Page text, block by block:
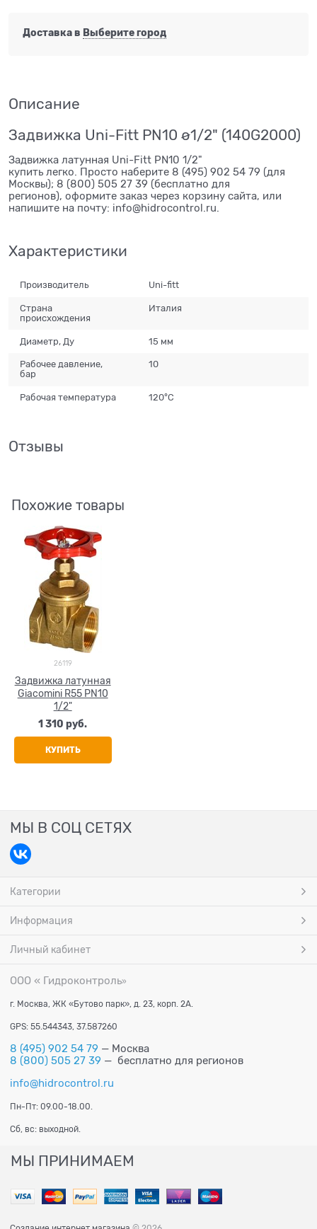
Доставка в Выберите город
Описание
Задвижка Uni-Fitt PN10 ø1/2" (140G2000)
Задвижка латунная Uni-Fitt PN10 1/2"
купить легко. Просто наберите 8 (495) 902 54 79 (для
Москвы); 8 (800) 505 27 39 (бесплатно для
регионов), оформите заказ через корзину сайта, или
напишите на почту: info@hidrocontrol.ru.
Характеристики
Производитель Uni-fitt
Страна
происхождения
Италия
Диаметр, Ду 15 мм
Рабочее давление,
бар
10
Рабочая температура 120°С
Отзывы
Похожие товары
26119
Задвижка латунная
Giacomini R55 PN10
1/2"
1 310 руб.
КУПИТЬ
МЫ В СОЦ СЕТЯХ
Категории
Информация
Личный кабинет
ООО « Гидроконтроль»
г. Москва, ЖК «Бутово парк», д. 23, корп. 2А.
GPS: 55.544343, 37.587260
8 (495) 902 54 79 — Москва
8 (800) 505 27 39 — бесплатно для регионов
info@hidrocontrol.ru
Пн-Пт: 09.00-18.00.
Сб, вс: выходной.
МЫ ПРИНИМАЕМ